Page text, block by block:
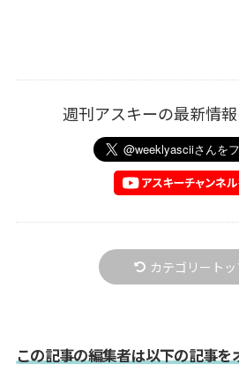
週刊アスキーの最新情
カテゴリート
この記事の編集者は以下の記事を